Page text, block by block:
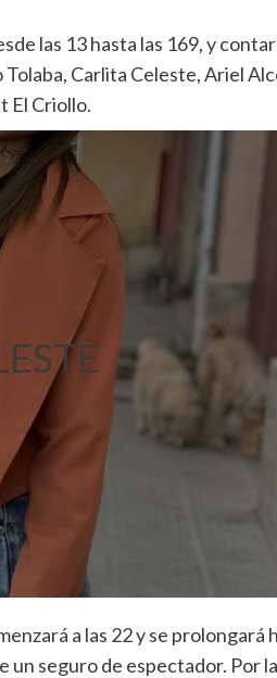
las 13 hasta las 169, y
Carlita Celeste, Ariel
El Criollo.
a las 22 y se prolongará
un seguro de espectador. Por